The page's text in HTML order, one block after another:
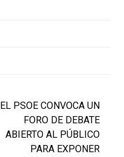
EL PSOE CONVOCA UN
FORO DE DEBATE
ABIERTO AL PÚBLICO
PARA EXPONER